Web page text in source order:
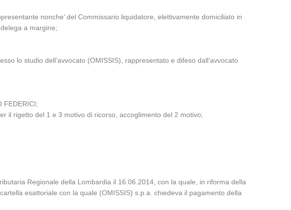
nonche’ del Commissario liquidatore, elettivamente domiciliato in
a margine;
lo studio dell’avvocato (OMISSIS), rappresentato e difeso dall’avvocato
FEDERICI;
il rigetto del 1 e 3 motivo di ricorso, accoglimento del 2 motivo;
Regionale della Lombardia il 16.06.2014, con la quale, in riforma della
esattoriale con la quale (OMISSIS) s.p.a. chiedeva il pagamento della